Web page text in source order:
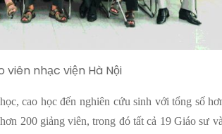
viên nhạc viện Hà Nội
cao học đến nghiên cứu sinh với tổng số
200 giảng viên, trong đó tất cả 19 Giáo sư